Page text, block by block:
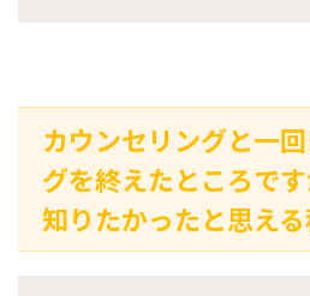
カウンセリングと一
グを終えたところで
知りたかったと思える